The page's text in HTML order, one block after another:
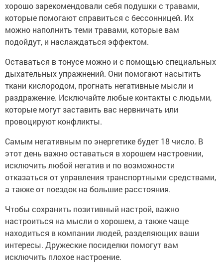
хорошо зарекомендовали себя подушки с травами,
которые помогают справиться с бессонницей. Их
можно наполнить теми травами, которые вам
подойдут, и наслаждаться эффектом.
Оставаться в тонусе можно и с помощью специальных
дыхательных упражнений. Они помогают насытить
ткани кислородом, прогнать негативные мысли и
раздражение. Исключайте любые контакты с людьми,
которые могут заставить вас нервничать или
провоцируют конфликты.
Самым негативным по энергетике будет 18 число. В
этот день важно оставаться в хорошем настроении,
исключить любой негатив и по возможности
отказаться от управления транспортными средствами,
а также от поездок на большие расстояния.
Чтобы сохранить позитивный настрой, важно
настроиться на мысли о хорошем, а также чаще
находиться в компании людей, разделяющих ваши
интересы. Дружеские посиделки помогут вам
исключить плохое настроение.